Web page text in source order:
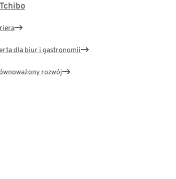
dla biur i gastronomii
rozwój